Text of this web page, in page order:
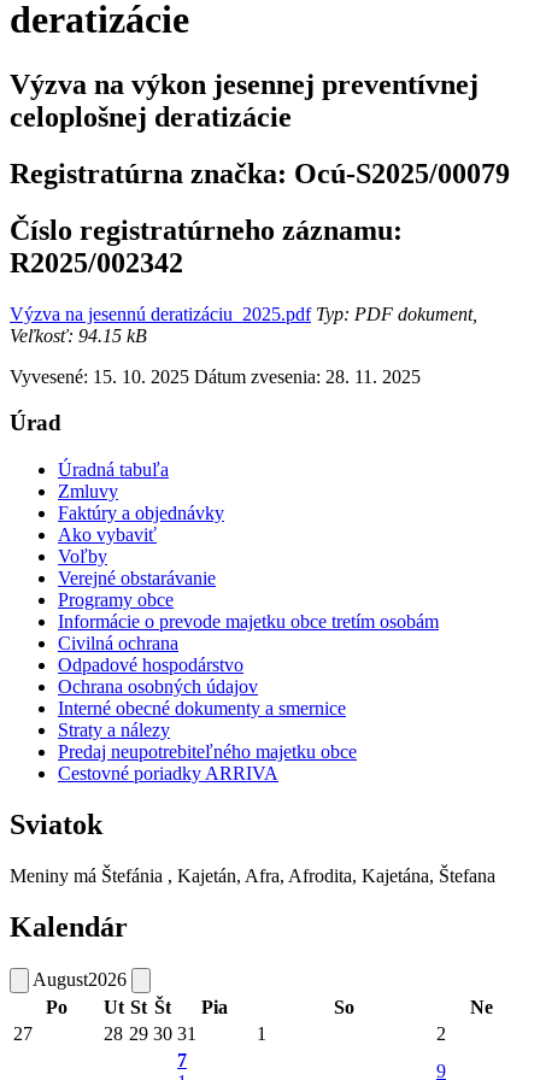
deratizácie
Výzva na výkon jesennej preventívnej
celoplošnej deratizácie
Registratúrna značka: Ocú-S2025/00079
Číslo registratúrneho záznamu:
R2025/002342
Výzva na jesennú deratizáciu_2025.pdfTyp: PDF dokument,
Veľkosť: 94.15 kB
Vyvesené: 15. 10. 2025 Dátum zvesenia: 28. 11. 2025
Úrad
Úradná tabuľa
Zmluvy
Faktúry a objednávky
Ako vybaviť
Voľby
Verejné obstarávanie
Programy obce
Informácie o prevode majetku obce tretím osobám
Civilná ochrana
Odpadové hospodárstvo
Ochrana osobných údajov
Interné obecné dokumenty a smernice
Straty a nálezy
Predaj neupotrebiteľného majetku obce
Cestovné poriadky ARRIVA
Sviatok
Meniny má Štefánia , Kajetán, Afra, Afrodita, Kajetána, Štefana
Kalendár
August2026
Po
Ut St Št Pia So
Ne
27
28 29 30 31 1 2
7
9